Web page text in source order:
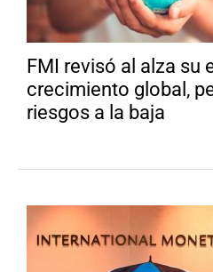
FMI revisó al alza su
crecimiento global,
riesgos a la baja